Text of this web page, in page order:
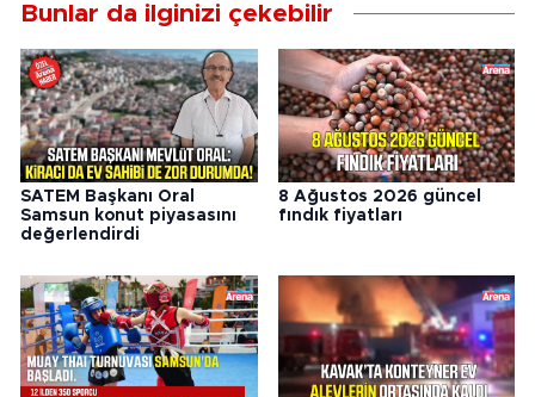
Bunlar da ilginizi çekebilir
SATEM Başkanı Oral
Samsun konut piyasasını
değerlendirdi
8 Ağustos 2026 güncel
fındık fiyatları